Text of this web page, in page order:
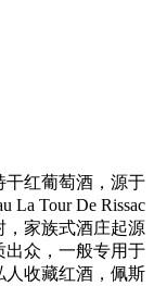
干红葡萄酒，源于
La Tour De Rissac
，家族式酒庄起源
出众，一般专用于
收藏红酒， 佩斯